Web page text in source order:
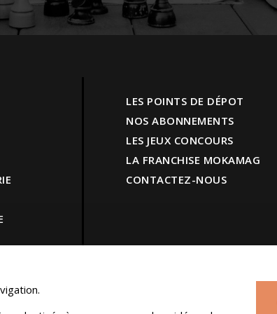
LES POINTS DE DÉPOT
NOS ABONNEMENTS
LES JEUX CONCOURS
LA FRANCHISE MOKAMAG
CONTACTEZ-NOUS